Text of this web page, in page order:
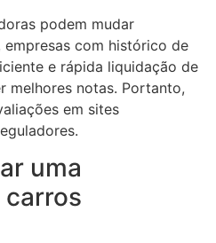
podem mudar
empresas com histórico de
e rápida liquidação de
melhores notas. Portanto,
em sites
uma